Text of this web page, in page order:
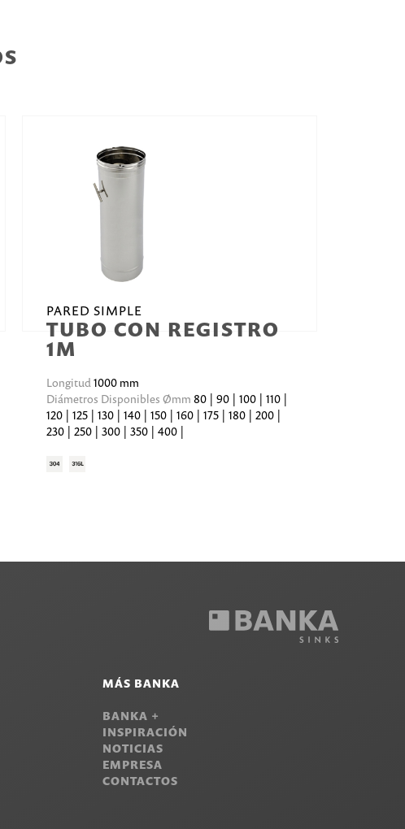
PARED SIMPLE
TUBO CON REGISTRO
1M
Longitud1000 mm
Diámetros Disponibles Ømm80 | 90 | 100 | 110 |
120 | 125 | 130 | 140 | 150 | 160 | 175 | 180 | 200 |
230 | 250 | 300 | 350 | 400 |
MÁS BANKA
BANKA +
INSPIRACIÓN
NOTICIAS
EMPRESA
CONTACTOS